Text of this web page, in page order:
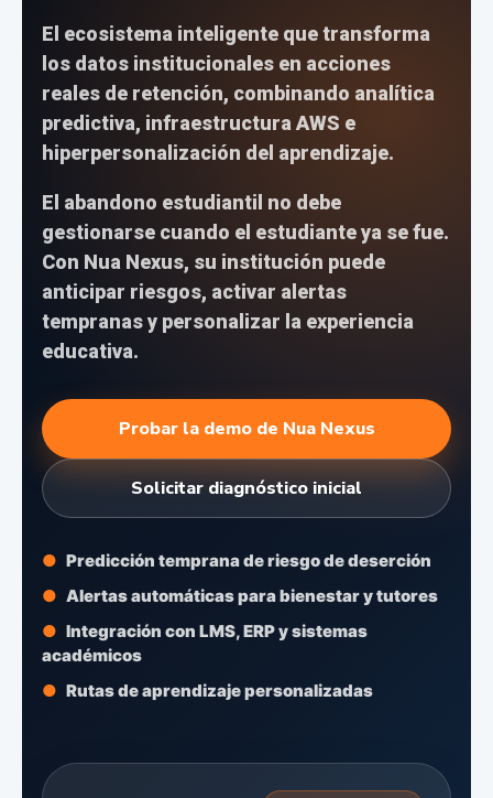
El ecosistema inteligente que transforma
los datos institucionales en acciones
reales de retención, combinando analítica
predictiva, infraestructura AWS e
hiperpersonalización del aprendizaje.
El abandono estudiantil no debe
gestionarse cuando el estudiante ya se fue.
Con Nua Nexus, su institución puede
anticipar riesgos, activar alertas
tempranas y personalizar la experiencia
educativa.
Probar la demo de Nua Nexus
Solicitar diagnóstico inicial
Predicción temprana de riesgo de deserción
Alertas automáticas para bienestar y tutores
Integración con LMS, ERP y sistemas
académicos
Rutas de aprendizaje personalizadas